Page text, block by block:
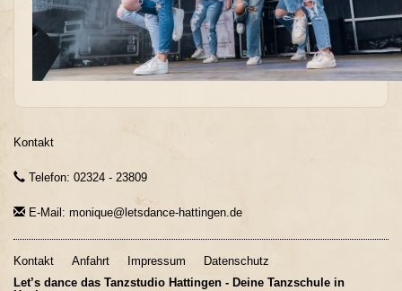
Kontakt
Telefon: 02324 - 23809
E-Mail: monique@letsdance-hattingen.de
Kontakt Anfahrt Impressum
Datenschutz
Let’s dance das Tanzstudio Hattingen - Deine Tanzschule in